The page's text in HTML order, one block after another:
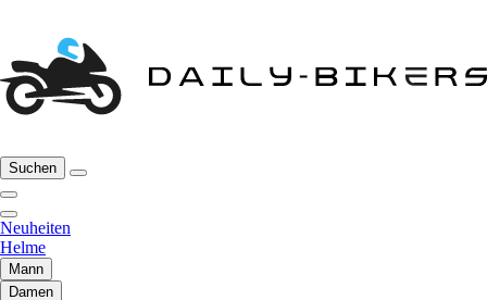
Suchen
Neuheiten
Helme
Mann
Damen